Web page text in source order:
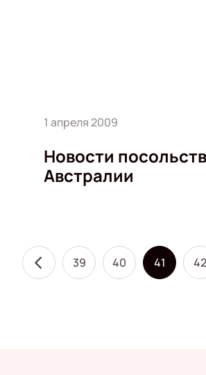
1 апреля 2009
Новости
Австралии
39 40 41 42